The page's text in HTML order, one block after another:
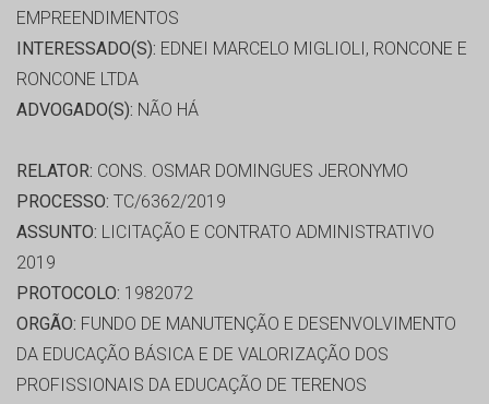
EMPREENDIMENTOS
INTERESSADO(S): EDNEI MARCELO MIGLIOLI, RONCONE E
RONCONE LTDA
ADVOGADO(S): NÃO HÁ
RELATOR: CONS. OSMAR DOMINGUES JERONYMO
PROCESSO: TC/6362/2019
ASSUNTO: LICITAÇÃO E CONTRATO ADMINISTRATIVO
2019
PROTOCOLO: 1982072
ORGÃO: FUNDO DE MANUTENÇÃO E DESENVOLVIMENTO
DA EDUCAÇÃO BÁSICA E DE VALORIZAÇÃO DOS
PROFISSIONAIS DA EDUCAÇÃO DE TERENOS